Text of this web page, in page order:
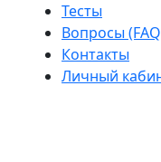
Тесты
Вопросы
Контакты
Личный